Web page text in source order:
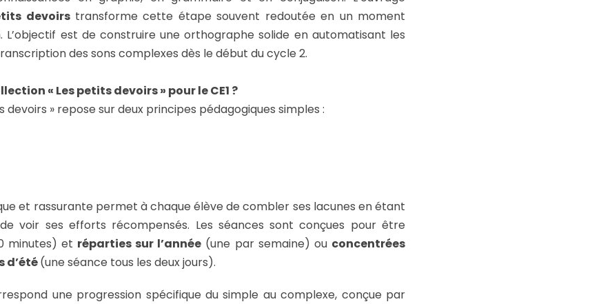
devoirstransforme cette étape souvent redoutée en un moment
L’objectif est de construire une orthographe solide en automatisant les
des sons complexes dès le début du cycle 2.
« Les petits devoirs » pour le CE1 ?
devoirs » repose sur deux principes pédagogiques simples :
et rassurante permet à chaque élève de combler ses lacunes en étant
voir ses efforts récompensés. Les séances sont conçues pour être
minutes) et réparties sur l’année (une par semaine) ou concentrées
d’été(une séance tous les deux jours).
une progression spécifique du simple au complexe, conçue par